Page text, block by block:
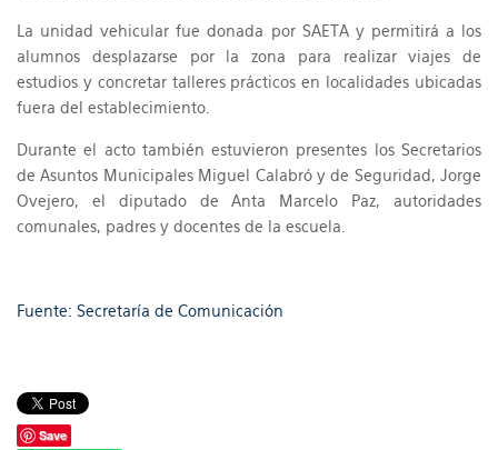
La unidad vehicular fue donada por SAETA y permitirá a los
alumnos desplazarse por la zona para realizar viajes de
estudios y concretar talleres prácticos en localidades ubicadas
fuera del establecimiento.
Durante el acto también estuvieron presentes los Secretarios
de Asuntos Municipales Miguel Calabró y de Seguridad, Jorge
Ovejero, el diputado de Anta Marcelo Paz, autoridades
comunales, padres y docentes de la escuela.
Fuente: Secretaría de Comunicación
Save